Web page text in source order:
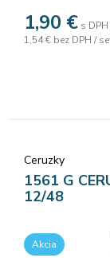
1,90 € s
1,54 € bez DPH /
Ceruzky
1561 G
12/48
Akcia